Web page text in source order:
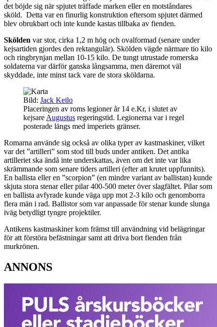
det böjde sig när spjutet träffade marken eller en motståndares
sköld. Detta var en finurlig konstruktion eftersom spjutet därmed
blev obrukbart och inte kunde kastas tillbaka av fienden.
Skölden var stor, cirka 1,2 m hög och ovalformad (senare under
kejsartiden gjordes den rektangulär). Skölden vägde närmare tio kilo
och ringbrynjan mellan 10-15 kilo. De tungt utrustade romerska
soldaterna var därför ganska långsamma, men däremot väl
skyddade, inte minst tack vare de stora sköldarna.
Bild: Jack Keilo
Placeringen av roms legioner år 14 e.Kr, i slutet av
kejsare Augustus regeringstid. Legionerna var i regel
posterade längs med imperiets gränser.
Romarna använde sig också av olika typer av kastmaskiner, vilket
var det ”artilleri” som stod till buds under antiken. Det antika
artilleriet ska ändå inte underskattas, även om det inte var lika
skrämmande som senare tiders artilleri (efter att krutet uppfunnits).
En ballista eller en ”scorpion” (en mindre variant av ballistan) kunde
skjuta stora stenar eller pilar 400-500 meter över slagfältet. Pilar som
en ballista avfyrade kunde väga upp mot 2-3 kilo och genomborra
flera män i rad. Ballistor som var anpassade för stenar kunde slunga
iväg betydligt tyngre projektiler.
Antikens kastmaskiner kom främst till användning vid belägringar
för att förstöra befästningar samt att driva bort fienden från
murkrönen.
ANNONS